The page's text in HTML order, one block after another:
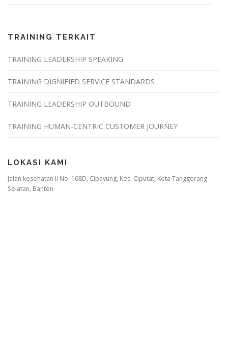
TRAINING TERKAIT
TRAINING LEADERSHIP SPEAKING
TRAINING DIGNIFIED SERVICE STANDARDS
TRAINING LEADERSHIP OUTBOUND
TRAINING HUMAN-CENTRIC CUSTOMER JOURNEY
LOKASI KAMI
Jalan kesehatan II No. 168D, Cipayung, Kec. Ciputat, Kota Tanggerang
Selatan, Banten